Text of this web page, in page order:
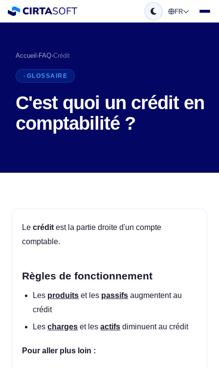
FR
Accueil ›FAQ›Crédit
GLOSSAIRE
C'est quoi un crédit en
comptabilité ?
Le crédit est la partie droite d'un compte
comptable.
Règles de fonctionnement
Les produits et les passifs augmentent au
crédit
Lescharges et lesactifs diminuent au crédit
Pour aller plus loin :